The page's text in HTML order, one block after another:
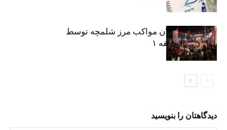
نکوداشت فعالان مواکب مرز شلمچه توسط
شهرداری منطقه ۱
دیدگاهتان را بنویسید